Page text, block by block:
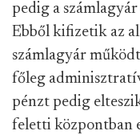
pedig a
Ebből kifizetik az
számlagyár
főleg
pénzt pedig
feletti központban